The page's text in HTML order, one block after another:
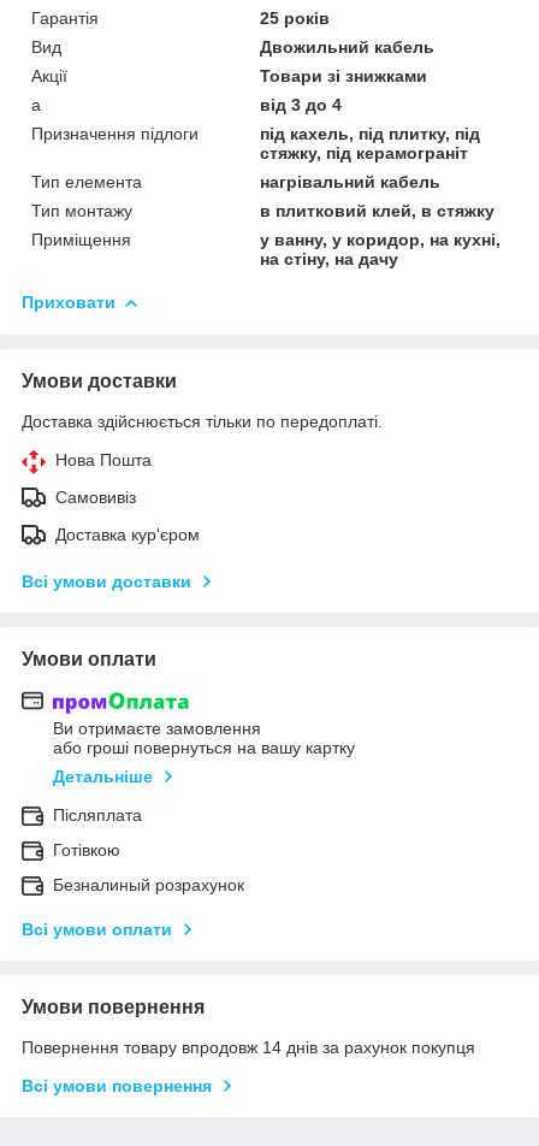
Гарантія
25 років
Вид
Двожильний кабель
Акції
Товари зі знижками
а
від 3 до 4
Призначення підлоги
під кахель, під плитку, під
стяжку, під керамограніт
Тип елемента
нагрівальний кабель
Тип монтажу
в плитковий клей, в стяжку
Приміщення
у ванну, у коридор, на кухні,
на стіну, на дачу
Приховати
Умови доставки
Доставка здійснюється тільки по передоплаті.
Нова Пошта
Самовивіз
Доставка кур'єром
Всі умови доставки
Умови оплати
Ви отримаєте замовлення
або гроші повернуться на вашу картку
Детальніше
Післяплата
Готівкою
Безналиный розрахунок
Всі умови оплати
Умови повернення
Повернення товару впродовж 14 днів за рахунок покупця
Всі умови повернення